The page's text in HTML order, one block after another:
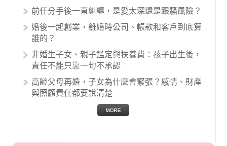
的內容其實非常多，有些案例…
前任分手後一直糾纏，是愛太深還是跟騷風險？
婚後一起創業，離婚時公司、帳款和客戶到底算
誰的？
非婚生子女、親子鑑定與扶養費：孩子出生後，
責任不能只靠一句不承認
高齡父母再婚，子女為什麼會緊張？感情、財產
與照顧責任都要說清楚